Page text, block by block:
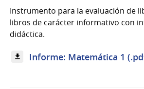
Instrumento para la evaluación de
libros de carácter informativo con
didáctica.
Informe: Matemática 1